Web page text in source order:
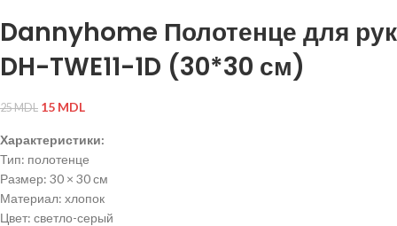
Dannyhome Полотенце для рук
DH-TWE11-1D (30*30 см)
25MDL 15 MDL
Характеристики:
Тип: полотенце
Размер: 30 × 30 см
Материал: хлопок
Цвет: светло-серый